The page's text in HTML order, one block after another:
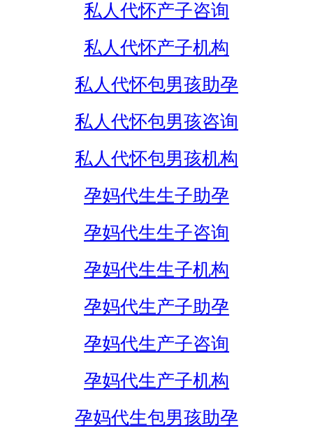
私人代怀产子咨询
私人代怀产子机构
私人代怀包男孩助孕
私人代怀包男孩咨询
私人代怀包男孩机构
孕妈代生生子助孕
孕妈代生生子咨询
孕妈代生生子机构
孕妈代生产子助孕
孕妈代生产子咨询
孕妈代生产子机构
孕妈代生包男孩助孕